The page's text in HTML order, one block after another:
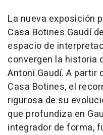
La nueva exposición
Casa Botines Gaudí
espacio de
convergen la historia
Antoni Gaudí. A partir
Casa Botines, el
rigurosa de su
que profundiza en
integrador de forma,